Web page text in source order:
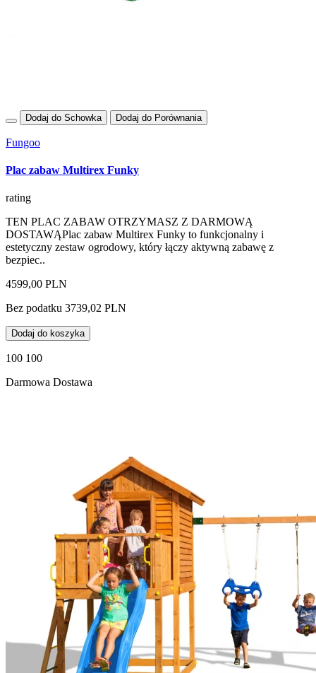
Dodaj do Schowka Dodaj do Porównania
Fungoo
Plac zabaw Multirex Funky
rating
TEN PLAC ZABAW OTRZYMASZ Z DARMOWĄ
DOSTAWĄPlac zabaw Multirex Funky to funkcjonalny i
estetyczny zestaw ogrodowy, który łączy aktywną zabawę z
bezpiec..
4599,00 PLN
Bez podatku 3739,02 PLN
Dodaj do koszyka
100 100
Darmowa Dostawa